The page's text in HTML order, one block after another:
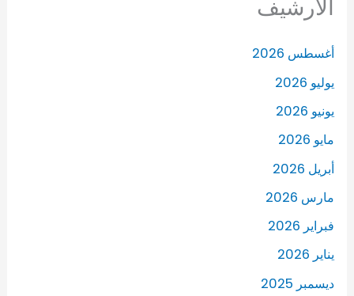
الأرشيف
أغسطس 2026
يوليو 2026
يونيو 2026
مايو 2026
أبريل 2026
مارس 2026
فبراير 2026
يناير 2026
ديسمبر 2025